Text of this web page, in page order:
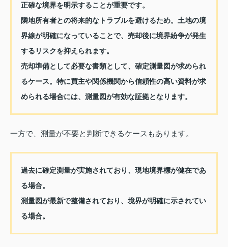
正確な境界を明示することが重要です。
隣地所有者との将来的なトラブルを避けるため。土地の境
界線が明確になっていることで、売却後に境界紛争が発生
するリスクを抑えられます。
売却準備として必要な書類として、確定測量図が求められ
るケース。特に買主や関係機関から信頼性の高い資料が求
められる場合には、測量図が有効な証拠となります。
一方で、測量が不要と判断できるケースもあります。
過去に確定測量が実施されており、現地境界標が健在であ
る場合。
測量図が最新で整備されており、境界が明確に示されてい
る場合。